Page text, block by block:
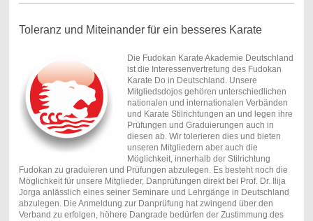
Toleranz und Miteinander für ein besseres Karate
Die Fudokan Karate Akademie Deutschland
ist die Interessenvertretung des Fudokan
Karate Do in Deutschland. Unsere
Mitgliedsdojos gehören unterschiedlichen
nationalen und internationalen Verbänden
und Karate Stilrichtungen an und legen ihre
Prüfungen und Graduierungen auch in
diesen ab. Wir tolerieren dies und bieten
unseren Mitgliedern aber auch die
Möglichkeit, innerhalb der Stilrichtung
Fudokan zu graduieren und Prüfungen abzulegen. Es besteht noch die
Möglichkeit für unsere Mitglieder, Danprüfungen direkt bei Prof. Dr. Ilija
Jorga anlässlich eines seiner Seminare und Lehrgänge in Deutschland
abzulegen. Die Anmeldung zur Danprüfung hat zwingend über den
Verband zu erfolgen, höhere Dangrade bedürfen der Zustimmung des